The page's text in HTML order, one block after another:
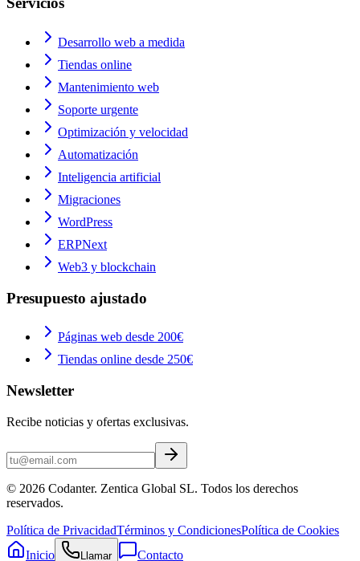
Desarrollo web a medida
Tiendas online
Mantenimiento web
Soporte urgente
Optimización y velocidad
Automatización
Inteligencia artificial
Migraciones
WordPress
ERPNext
Web3 y blockchain
Presupuesto ajustado
Páginas web desde 200€
Tiendas online desde 250€
Newsletter
Recibe noticias y ofertas exclusivas.
© 2026 Codanter. Zentica Global SL. Todos los derechos
reservados.
Política de PrivacidadTérminos y CondicionesPolítica de Cookies
Inicio
Llamar Contacto